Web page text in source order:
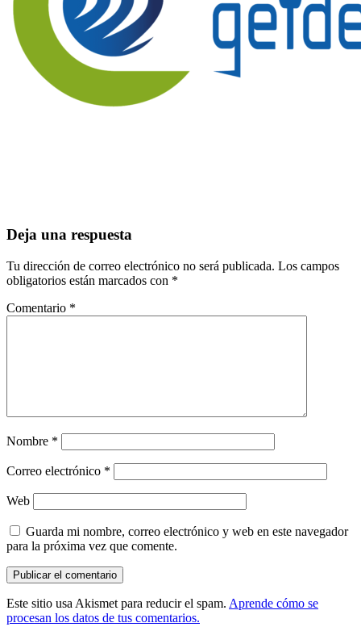
Interacciones
los
lectores
Deja una respuesta
Tu dirección de correo electrónico no será publicada. Los campos
obligatorios están marcados con *
Comentario *
Nombre *
Correo electrónico *
Web
Guarda mi nombre, correo electrónico y web en este navegador
para la próxima vez que comente.
Este sitio usa Akismet para reducir el spam. Aprende cómo se
procesan los datos de tus comentarios.